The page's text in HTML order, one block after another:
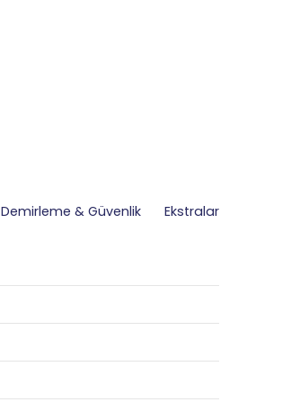
Demirleme & Güvenlik Ekstralar